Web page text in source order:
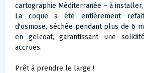
cartographie Méditerranée – à
La coque a été entièrement
d'osmose, séchée pendant plus de 6
en gelcoat, garantissant une
accrues.
Prêt à prendre le large !